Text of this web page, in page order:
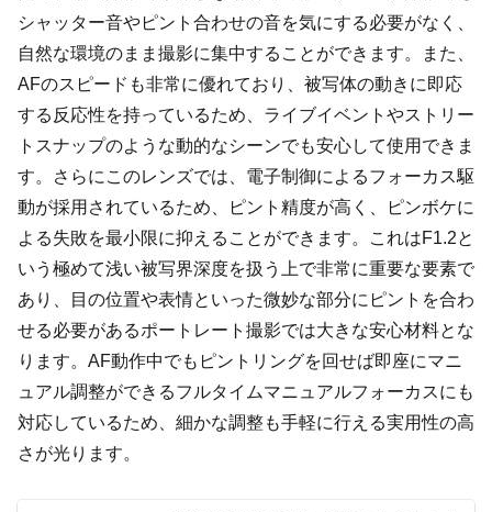
シャッター音やピント合わせの音を気にする必要がなく、
自然な環境のまま撮影に集中することができます。また、
AFのスピードも非常に優れており、被写体の動きに即応
する反応性を持っているため、ライブイベントやストリー
トスナップのような動的なシーンでも安心して使用できま
す。さらにこのレンズでは、電子制御によるフォーカス駆
動が採用されているため、ピント精度が高く、ピンボケに
よる失敗を最小限に抑えることができます。これはF1.2と
いう極めて浅い被写界深度を扱う上で非常に重要な要素で
あり、目の位置や表情といった微妙な部分にピントを合わ
せる必要があるポートレート撮影では大きな安心材料とな
ります。AF動作中でもピントリングを回せば即座にマニ
ュアル調整ができるフルタイムマニュアルフォーカスにも
対応しているため、細かな調整も手軽に行える実用性の高
さが光ります。